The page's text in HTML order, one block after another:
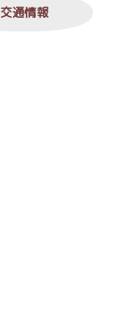
交通情報